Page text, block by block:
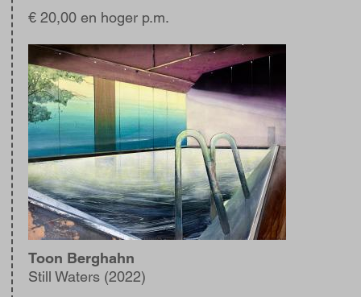
€ 20,00 en hoger p.m.
Afbeelding
Toon Berghahn
Still Waters (2022)